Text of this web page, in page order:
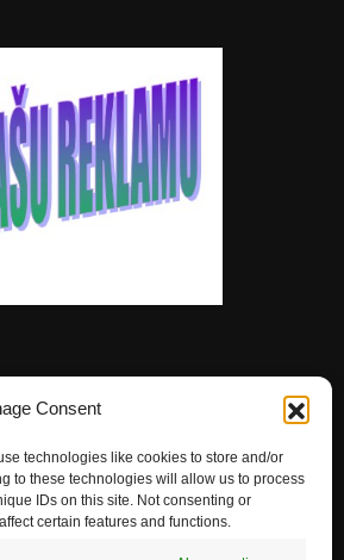
Consent
technologies like cookies to store and/or
to these technologies will allow us to process
IDs on this site. Not consenting or
certain features and functions.